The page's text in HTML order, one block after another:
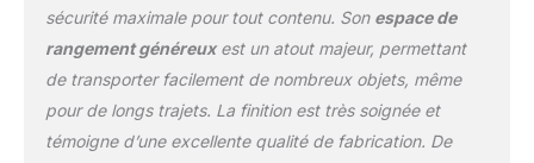
sécurité maximale pour tout contenu. Son espace de
rangement généreuxest un atout majeur, permettant
de transporter facilement de nombreux objets, même
pour de longs trajets. La finition est très soignée et
témoigne d’une excellente qualité de fabrication. De